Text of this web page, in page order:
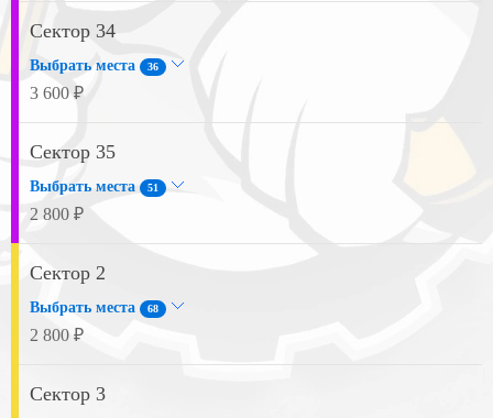
Сектор 34
Выбрать места 36
3 600 ₽
Сектор 35
Выбрать места 51
2 800 ₽
Сектор 2
Выбрать места 68
2 800 ₽
Сектор 3